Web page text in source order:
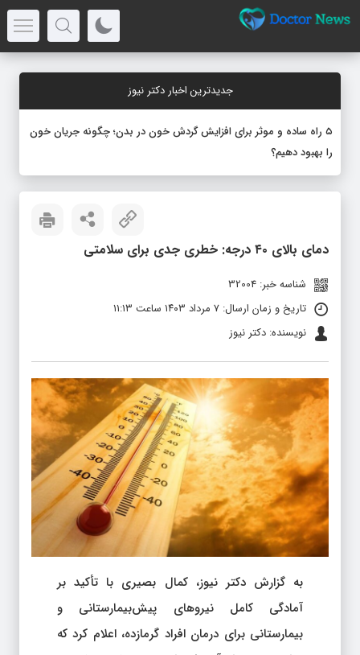
جدیدترین اخبار دکتر نیوز
۵ راه ساده و موثر برای افزایش گردش خون در بدن؛ چگونه جریان خون
را بهبود دهیم؟
دمای بالای ۴۰ درجه: خطری جدی برای سلامتی
شناسه خبر: 32004
تاریخ و زمان ارسال: ۷ مرداد ۱۴۰۳ ساعت ۱۱:۱۳
نویسنده: دکتر نیوز
به گزارش دکتر نیوز، کمال بصیری با تأکید بر
آمادگی کامل نیروهای پیش‌بیمارستانی و
بیمارستانی برای درمان افراد گرمازده، اعلام کرد که